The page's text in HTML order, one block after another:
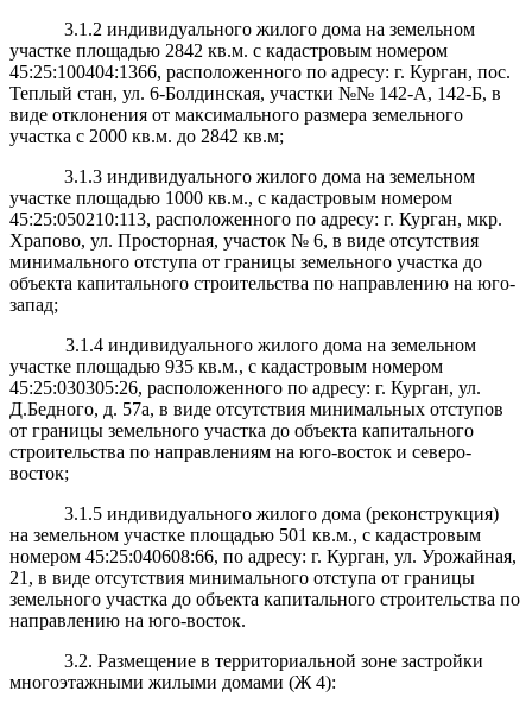
3.1.2 индивидуального жилого дома на земельном
участке площадью 2842 кв.м. с кадастровым номером
45:25:100404:1366, расположенного по адресу: г. Курган, пос.
Теплый стан, ул. 6-Болдинская, участки №№ 142-А, 142-Б, в
виде отклонения от максимального размера земельного
участка с 2000 кв.м. до 2842 кв.м;
3.1.3 индивидуального жилого дома на земельном
участке площадью 1000 кв.м., с кадастровым номером
45:25:050210:113, расположенного по адресу: г. Курган, мкр.
Храпово, ул. Просторная, участок № 6, в виде отсутствия
минимального отступа от границы земельного участка до
объекта капитального строительства по направлению на юго-
запад;
3.1.4 индивидуального жилого дома на земельном
участке площадью 935 кв.м., с кадастровым номером
45:25:030305:26, расположенного по адресу: г. Курган, ул.
Д.Бедного, д. 57а, в виде отсутствия минимальных отступов
от границы земельного участка до объекта капитального
строительства по направлениям на юго-восток и северо-
восток;
3.1.5 индивидуального жилого дома (реконструкция)
на земельном участке площадью 501 кв.м., с кадастровым
номером 45:25:040608:66, по адресу: г. Курган, ул. Урожайная,
21, в виде отсутствия минимального отступа от границы
земельного участка до объекта капитального строительства по
направлению на юго-восток.
3.2. Размещение в территориальной зоне застройки
многоэтажными жилыми домами (Ж 4):